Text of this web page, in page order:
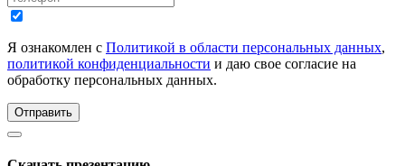
Я ознакомлен с Политикой в области персональных данных,
политикой конфиденциальности и даю свое согласие на
обработку персональных данных.
Отправить